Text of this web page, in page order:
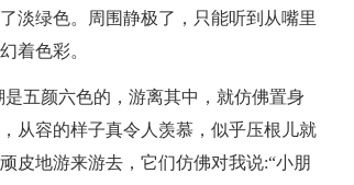
淡绿色。周围静极了，只能听到从嘴里
着色彩。
五颜六色的，游离其中，就仿佛置身
从容的样子真令人羡慕，似乎压根儿就
皮地游来游去，它们仿佛对我说:“小朋